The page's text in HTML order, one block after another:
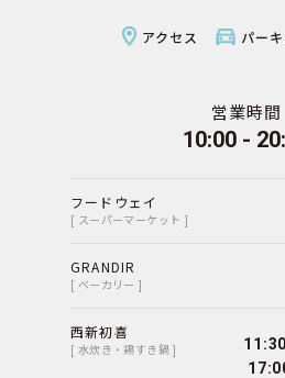
アクセス パー
営業時間
10:00 -
フードウェイ
[ スーパーマーケット ]
GRANDIR
[ ベーカリー ]
西新初喜
[ 水炊き・鶏すき鍋 ]